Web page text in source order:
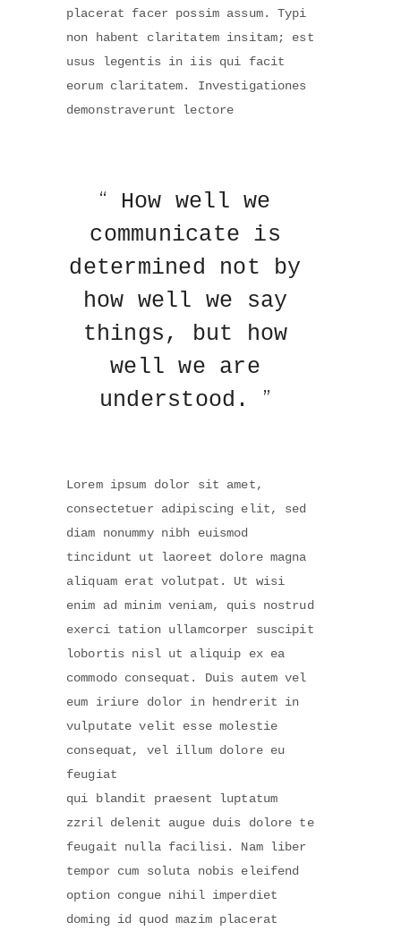
placerat facer possim assum. Typi
non habent claritatem insitam; est
usus legentis in iis qui facit
eorum claritatem. Investigationes
demonstraverunt lectore
How well we
communicate is
determined not by
how well we say
things, but how
well we are
understood.
Lorem ipsum dolor sit amet,
consectetuer adipiscing elit, sed
diam nonummy nibh euismod
tincidunt ut laoreet dolore magna
aliquam erat volutpat. Ut wisi
enim ad minim veniam, quis nostrud
exerci tation ullamcorper suscipit
lobortis nisl ut aliquip ex ea
commodo consequat. Duis autem vel
eum iriure dolor in hendrerit in
vulputate velit esse molestie
consequat, vel illum dolore eu
feugiat
qui blandit praesent luptatum
zzril delenit augue duis dolore te
feugait nulla facilisi. Nam liber
tempor cum soluta nobis eleifend
option congue nihil imperdiet
doming id quod mazim placerat